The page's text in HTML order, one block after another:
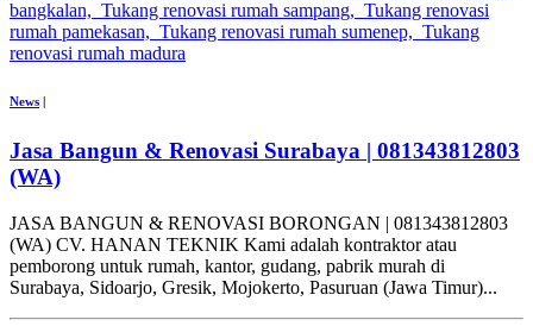
News
Jasa Bangun & Renovasi Surabaya | 081343812803
(WA)
JASA BANGUN & RENOVASI BORONGAN | 081343812803
(WA) CV. HANAN TEKNIK Kami adalah kontraktor atau
pemborong untuk rumah, kantor, gudang, pabrik murah di
Surabaya, Sidoarjo, Gresik, Mojokerto, Pasuruan (Jawa Timur)...